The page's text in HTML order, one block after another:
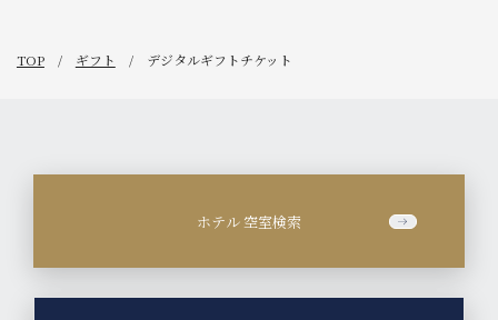
TOP ギフト デジタルギフトチケット
ホテル 空室検索